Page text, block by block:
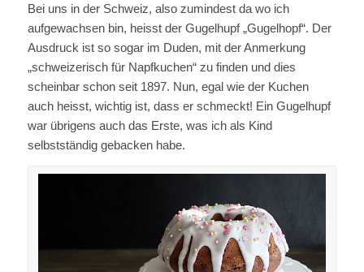
Bei uns in der Schweiz, also zumindest da wo ich
aufgewachsen bin, heisst der Gugelhupf „Gugelhopf“. Der
Ausdruck ist so sogar im Duden, mit der Anmerkung
„schweizerisch für Napfkuchen“ zu finden und dies
scheinbar schon seit 1897. Nun, egal wie der Kuchen
auch heisst, wichtig ist, dass er schmeckt! Ein Gugelhupf
war übrigens auch das Erste, was ich als Kind
selbstständig gebacken habe.